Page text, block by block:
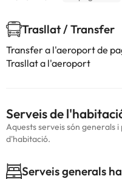
Trasllat / Transfer
Transfer a l'aeroport de
Trasllat a l'aeroport
Serveis de
Aquests serveis són generals
d'habitació.
Serveis generals